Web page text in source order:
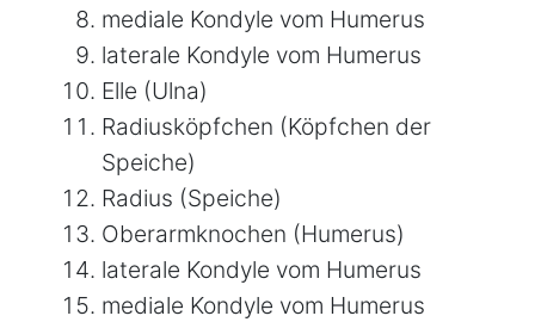
mediale Kondyle vom Humerus
laterale Kondyle vom Humerus
Elle (Ulna)
Radiusköpfchen (Köpfchen der
Speiche)
Radius (Speiche)
Oberarmknochen (Humerus)
laterale Kondyle vom Humerus
mediale Kondyle vom Humerus